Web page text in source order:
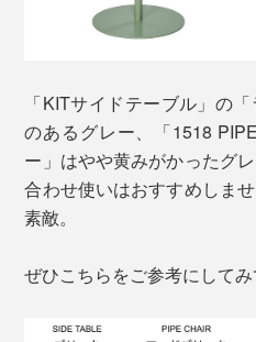
「KITサイドテーブル」の
のあるグレー、「1518
ー」はやや黄みがかったグ
合わせ使いはおすすめしま
素敵。
ぜひこちらをご参考にしてみ